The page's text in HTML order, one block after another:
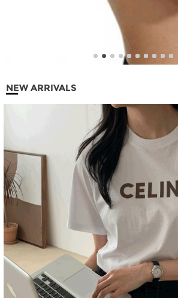
NEW ARRIVALS